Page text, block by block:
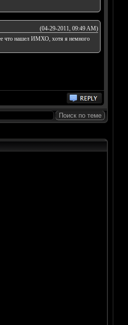
(04-29-2011, 09:49 AM)
что нашел ИМХО, хотя я немного